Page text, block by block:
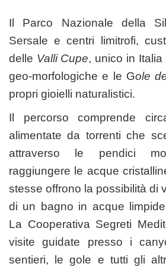
Il Parco Nazionale della
Sersale e centri limitrofi,
delle Valli Cupe, unico in Italia
geo-morfologiche e le Gole
propri gioielli naturalistici.
Il percorso comprende
alimentate da torrenti che
attraverso le pendici
raggiungere le acque
stesse offrono la possibilità di
di un bagno in acque
La Cooperativa Segreti
visite guidate presso i
sentieri, le gole e tutti gli